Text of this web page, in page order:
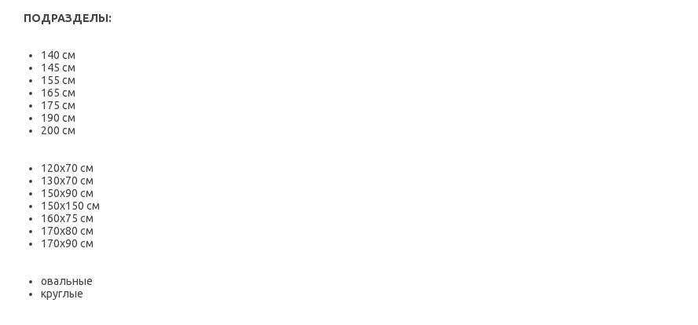
ПОДРАЗДЕЛЫ:
140 см
145 см
155 см
165 см
175 см
190 см
200 см
120х70 см
130х70 см
150х90 см
150х150 см
160х75 см
170х80 см
170х90 см
овальные
круглые